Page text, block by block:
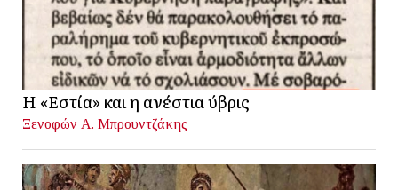
Η «Εστία» και η ανέστια ύβρις
Ξενοφών Α. Μπρουντζάκης